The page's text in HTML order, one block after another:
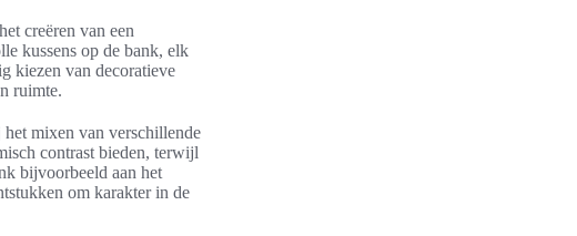
creëren van een
kussens op de bank, elk
kiezen van decoratieve
ruimte.
mixen van verschillende
contrast bieden, terwijl
bijvoorbeeld aan het
om karakter in de